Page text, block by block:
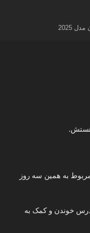
2025
به همین سه روز
خوندن و کمک به